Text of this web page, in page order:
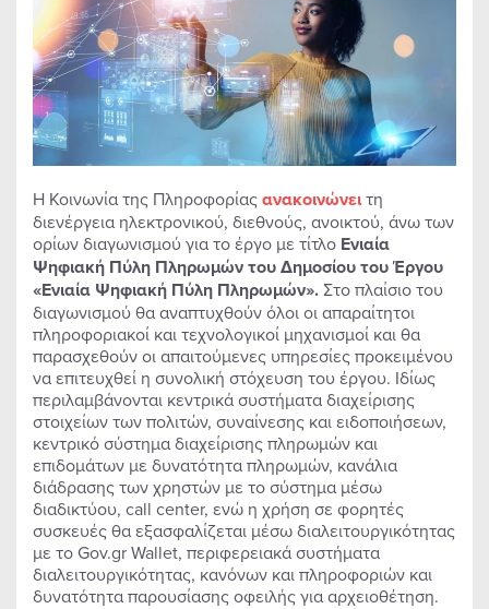
Η Κοινωνία της Πληροφορίαςανακοινώνειτη
διενέργεια ηλεκτρονικού, διεθνούς, ανοικτού, άνω των
ορίων διαγωνισμού για το έργο με τίτλο Ενιαία
Ψηφιακή Πύλη Πληρωμών του Δημοσίου του Έργου
«Ενιαία Ψηφιακή Πύλη Πληρωμών».Στο πλαίσιο του
διαγωνισμού θα αναπτυχθούν όλοι οι απαραίτητοι
πληροφοριακοί και τεχνολογικοί μηχανισμοί και θα
παρασχεθούν οι απαιτούμενες υπηρεσίες προκειμένου
να επιτευχθεί η συνολική στόχευση του έργου. Ιδίως
περιλαμβάνονται κεντρικά συστήματα διαχείρισης
στοιχείων των πολιτών, συναίνεσης και ειδοποιήσεων,
κεντρικό σύστημα διαχείρισης πληρωμών και
επιδομάτων με δυνατότητα πληρωμών, κανάλια
διάδρασης των χρηστών με το σύστημα μέσω
διαδικτύου, call center, ενώ η χρήση σε φορητές
συσκευές θα εξασφαλίζεται μέσω διαλειτουργικότητας
με το Gov.gr Wallet, περιφερειακά συστήματα
διαλειτουργικότητας, κανόνων και πληροφοριών και
δυνατότητα παρουσίασης οφειλής για αρχειοθέτηση.